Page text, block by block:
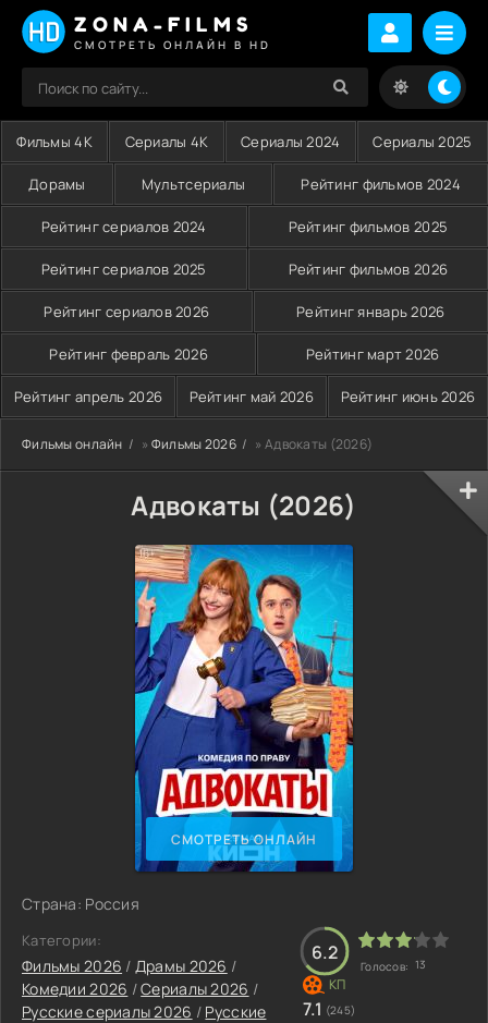
ZONA-FILMS
СМОТРЕТЬ ОНЛАЙН В HD
Фильмы 4K Сериалы 4K Сериалы 2024 Сериалы 2025
Дорамы Мультсериалы Рейтинг фильмов 2024
Рейтинг сериалов 2024 Рейтинг фильмов 2025
Рейтинг сериалов 2025 Рейтинг фильмов 2026
Рейтинг сериалов 2026 Рейтинг январь 2026
Рейтинг февраль 2026 Рейтинг март 2026
Рейтинг апрель 2026 Рейтинг май 2026 Рейтинг июнь 2026
Фильмы онлайн » Фильмы 2026 » Адвокаты (2026)
Адвокаты (2026)
СМОТРЕТЬ ОНЛАЙН
Страна: Россия
Категории:
Фильмы 2026 / Драмы 2026 /
Комедии 2026 /Сериалы 2026 /
Русские сериалы 2026 / Русские
6.2
Голосов: 13
7.1 (245)